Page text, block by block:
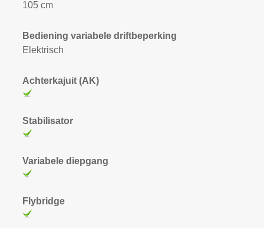
105 cm
Bediening variabele driftbeperking
Elektrisch
Achterkajuit (AK)
Stabilisator
Variabele diepgang
Flybridge